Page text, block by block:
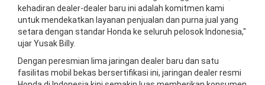
kehadiran dealer-dealer baru ini adalah komitmen kami
untuk mendekatkan layanan penjualan dan purna jual yang
setara dengan standar Honda ke seluruh pelosok Indonesia,"
ujar Yusak Billy.
Dengan peresmian lima jaringan dealer baru dan satu
fasilitas mobil bekas bersertifikasi ini, jaringan dealer resmi